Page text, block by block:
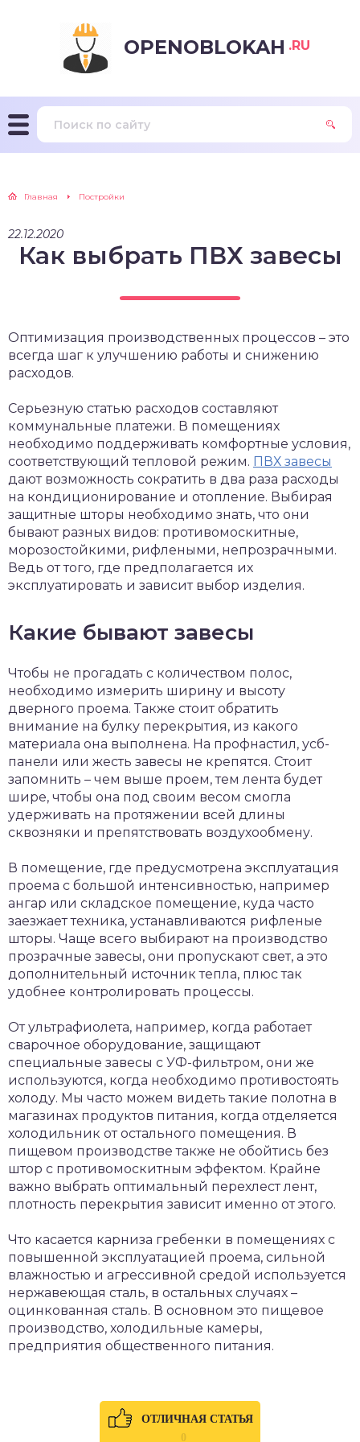
OPENOBLOKAH .RU
Главная Постройки
22.12.2020
Как выбрать ПВХ завесы
Оптимизация производственных процессов – это
всегда шаг к улучшению работы и снижению
расходов.
Серьезную статью расходов составляют
коммунальные платежи. В помещениях
необходимо поддерживать комфортные условия,
соответствующий тепловой режим. ПВХ завесы
дают возможность сократить в два раза расходы
на кондиционирование и отопление. Выбирая
защитные шторы необходимо знать, что они
бывают разных видов: противомоскитные,
морозостойкими, рифлеными, непрозрачными.
Ведь от того, где предполагается их
эксплуатировать и зависит выбор изделия.
Какие бывают завесы
Чтобы не прогадать с количеством полос,
необходимо измерить ширину и высоту
дверного проема. Также стоит обратить
внимание на булку перекрытия, из какого
материала она выполнена. На профнастил, усб-
панели или жесть завесы не крепятся. Стоит
запомнить – чем выше проем, тем лента будет
шире, чтобы она под своим весом смогла
удерживать на протяжении всей длины
сквозняки и препятствовать воздухообмену.
В помещение, где предусмотрена эксплуатация
проема с большой интенсивностью, например
ангар или складское помещение, куда часто
заезжает техника, устанавливаются рифленые
шторы. Чаще всего выбирают на производство
прозрачные завесы, они пропускают свет, а это
дополнительный источник тепла, плюс так
удобнее контролировать процессы.
От ультрафиолета, например, когда работает
сварочное оборудование, защищают
специальные завесы с УФ-фильтром, они же
используются, когда необходимо противостоять
холоду. Мы часто можем видеть такие полотна в
магазинах продуктов питания, когда отделяется
холодильник от остального помещения. В
пищевом производстве также не обойтись без
штор с противомоскитным эффектом. Крайне
важно выбрать оптимальный перехлест лент,
плотность перекрытия зависит именно от этого.
Что касается карниза гребенки в помещениях с
повышенной эксплуатацией проема, сильной
влажностью и агрессивной средой используется
нержавеющая сталь, в остальных случаях –
оцинкованная сталь. В основном это пищевое
производство, холодильные камеры,
предприятия общественного питания.
ОТЛИЧНАЯ СТАТЬЯ
0